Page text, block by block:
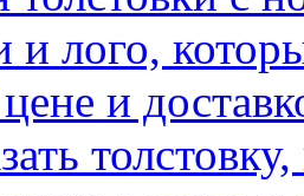
и лого,
и